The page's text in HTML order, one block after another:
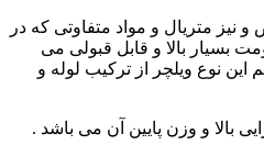
نیز متریال و مواد متفاوتی که در
بسیار بالا و قابل قبولی می
نوع ویلچر از ترکیب لوله و
بالا و وزن پایین آن می باشد .